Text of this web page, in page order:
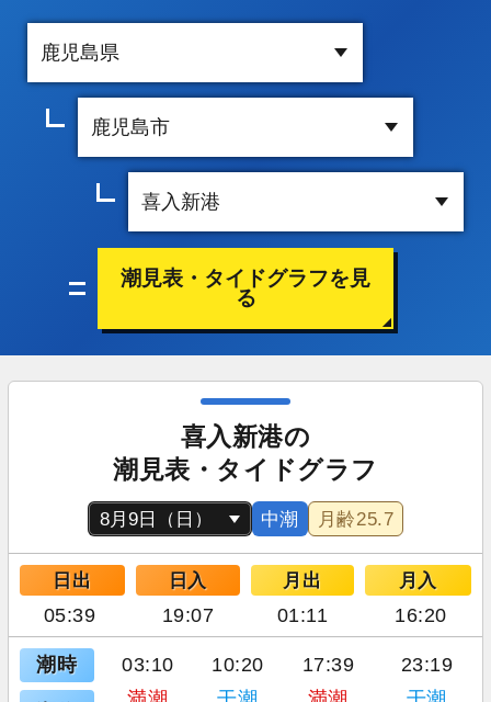
潮見表・タイドグラフを見
る
喜入新港の
潮見表・タイドグラフ
中潮 月齢25.7
日出 日入 月出 月入
05:39 19:07 01:11 16:20
潮時 03:10 10:20 17:39 23:19